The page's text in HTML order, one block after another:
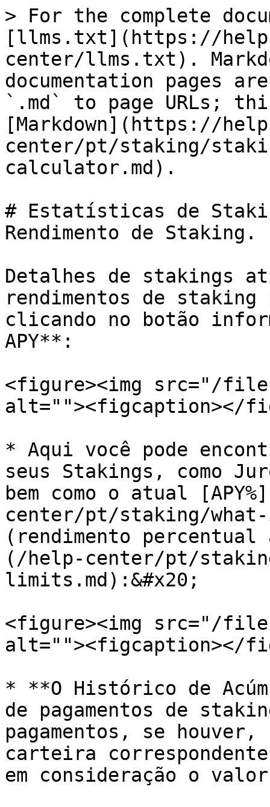
> For the complete
[llms.txt](https://
center/llms.txt).
documentation pages
`.md` to page URLs;
[Markdown](https://
center/pt/staking/
calculator.md).
# Estatísticas de
Rendimento de Staking.
Detalhes de stakings
rendimentos de staking
clicando no botão
APY**:
<figure><img src="/files/
alt=""><figcaption></
* Aqui você pode
seus Stakings, como
bem como o atual
center/pt/staking/
(rendimento
(/help-center/pt/
limits.md):&#x20;
<figure><img src="/files/
alt=""><figcaption></
* **O Histórico de
de pagamentos de
pagamentos, se
carteira
em consideração o valor